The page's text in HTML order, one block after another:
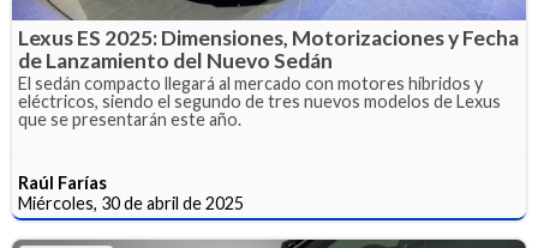
Lexus ES 2025: Dimensiones, Motorizaciones y Fecha
de Lanzamiento del Nuevo Sedán
El sedán compacto llegará al mercado con motores híbridos y
eléctricos, siendo el segundo de tres nuevos modelos de Lexus
que se presentarán este año.
Raúl Farías
Miércoles, 30 de abril de 2025